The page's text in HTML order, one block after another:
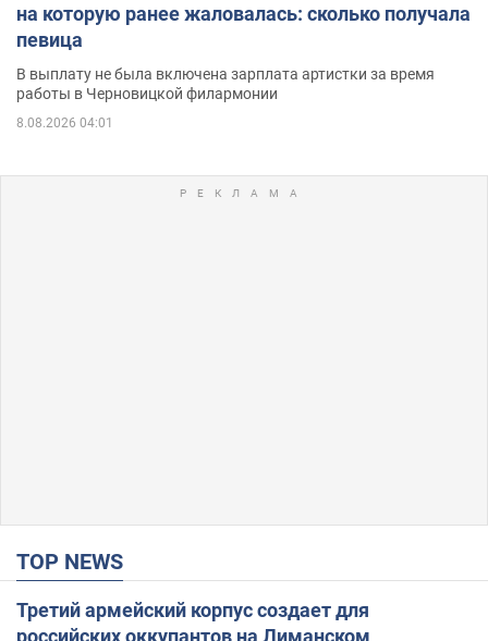
на которую ранее жаловалась: сколько получала
певица
В выплату не была включена зарплата артистки за время
работы в Черновицкой филармонии
8.08.2026 04:01
TOP NEWS
Третий армейский корпус создает для
российских оккупантов на Лиманском